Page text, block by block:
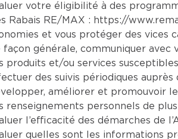
votre éligibilité à des
Rabais RE/MAX : https://
et vous protéger des vices
façon générale, communiquer
produits et/ou services
des suivis périodiques
améliorer et promouvoir
renseignements personnels de
l’efficacité des démarches de
quelles sont les informations